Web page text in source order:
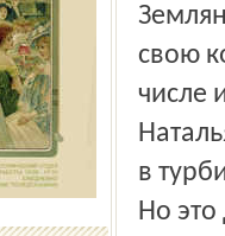
свою
числе
в
Но